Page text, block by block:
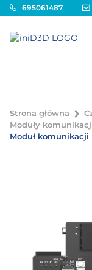
695061487
Strona główna
Moduły
Moduł komunikacji